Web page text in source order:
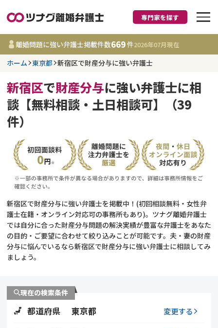
離婚に強い弁護士
事務所 669
件
更新日 :2026年07月31日
離婚前相談
DV
不貞・不倫慰謝料請求
費用相場
財産分与
養育費
専門家を探す
離婚問題に強い弁護士掲載件数669件2026年07月現在
ホーム 東京都 新宿区で財産分与に強い弁護士
新宿区で財産分与に強い弁護士に相
談【無料相談・土日相談可】（39
件）
新宿区で財産分与に強い弁護士を掲載中！(初回相談無料・女性弁
護士在籍・オンライン対応可の事務所もあり)。ツナグ離婚弁護士
では自分に合った財産分与問題の解決実績が豊富な弁護士をあなた
の目的・ご要望に合わせて絞り込みことが可能です。夫・妻の財産
分与に悩んでいるなら新宿区で財産分与に強い弁護士に相談してみ
ましょう。
現在の検索条件
都道府県 東京都 変更する